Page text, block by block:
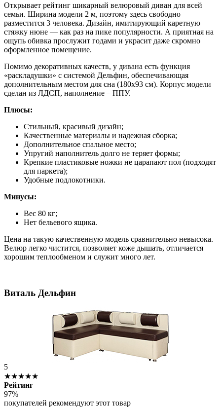
Открывает рейтинг шикарный велюровый диван для всей
семьи. Ширина модели 2 м, поэтому здесь свободно
разместится 3 человека. Дизайн, имитирующий каретную
стяжку нюне — как раз на пике популярности. А приятная на
ощупь обивка прослужит годами и украсит даже скромно
оформленное помещение.
Помимо декоративных качеств, у дивана есть функция
«раскладушки» с системой Дельфин, обеспечивающая
дополнительным местом для сна (180х93 см). Корпус модели
сделан из ЛДСП, наполнение – ППУ.
Плюсы:
Стильный, красивый дизайн;
Качественные материалы и надежная сборка;
Дополнительное спальное место;
Упругий наполнитель долго не теряет формы;
Крепкие пластиковые ножки не царапают пол (подходят
для паркета);
Удобные подлокотники.
Минусы:
Вес 80 кг;
Нет бельевого ящика.
Цена на такую качественную модель сравнительно невысока.
Велюр легко чистится, позволяет коже дышать, отличается
хорошим теплообменом и служит много лет.
Виталь Дельфин
5
★★★★★
Рейтинг
97%
покупателей рекомендуют этот товар